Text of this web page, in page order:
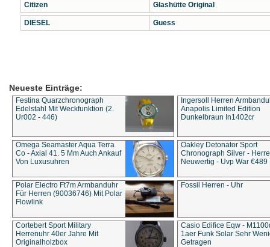
Citizen
DIESEL
Glashütte Original
Guess
Neueste Einträge:
Festina Quarzchronograph
Edelstahl Mit Weckfunktion (2.
Ur002 - 446)
Ingersoll Herren
Anapolis Limited Edition
Dunkelbraun In1402cr
Omega Seamaster Aqua Terra
Co - Axial 41. 5 Mm Auch Ankauf
Von Luxusuhren
Oakley Detonator Sport
Chronograph Silver -
Neuwertig - Uvp War €489
Polar Electro Ft7m Armbanduhr
Für Herren (90036746) Mit Polar
Flowlink
Fossil Herren - Uhr
Cortebert Sport Military
Herrenuhr 40er Jahre Mit
Originalholzbox
Casio Edifice Eqw -
1aer Funk Solar Sehr
Getragen